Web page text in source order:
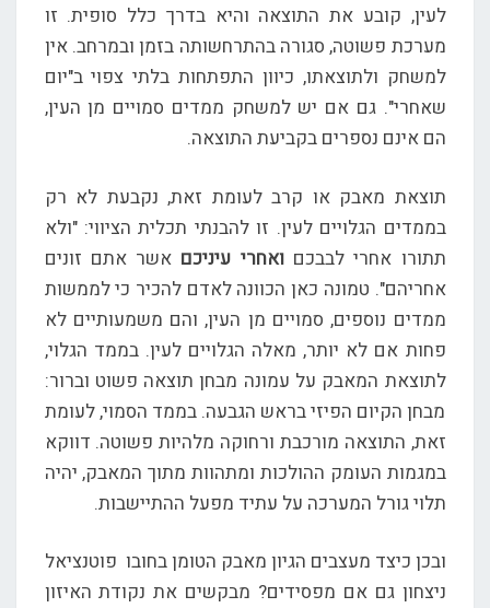
לעין, קובע את התוצאה והיא בדרך כלל סופית. זו
מערכת פשוטה, סגורה בהתרחשותה בזמן ובמרחב. אין
למשחק ולתוצאתו, כיוון התפתחות בלתי צפוי ב"יום
שאחרי". גם אם יש למשחק ממדים סמויים מן העין,
הם אינם נספרים בקביעת התוצאה.
תוצאת מאבק או קרב לעומת זאת, נקבעת לא רק
בממדים הגלויים לעין. זו להבנתי תכלית הציווי: "ולא
תתורו אחרי לבבכם ואחרי עיניכםאשר אתם זונים
אחריהם". טמונה כאן הכוונה לאדם להכיר כי לממשות
ממדים נוספים, סמויים מן העין, והם משמעותיים לא
פחות אם לא יותר, מאלה הגלויים לעין. בממד הגלוי,
לתוצאת המאבק על עמונה מבחן תוצאה פשוט וברור:
מבחן הקיום הפיזי בראש הגבעה. בממד הסמוי, לעומת
זאת, התוצאה מורכבת ורחוקה מלהיות פשוטה. דווקא
במגמות העומק ההולכות ומתהוות מתוך המאבק, יהיה
תלוי גורל המערכה על עתיד מפעל ההתיישבות.
ובכן כיצד מעצבים הגיון מאבק הטומן בחובו פוטנציאל
ניצחון גם אם מפסידים? מבקשים את נקודת האיזון